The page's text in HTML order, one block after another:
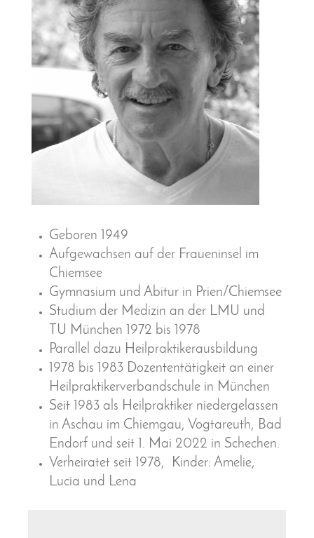
Geboren 1949
Aufgewachsen auf der Fraueninsel im
Chiemsee
Gymnasium und Abitur in Prien/Chiemsee
Studium der Medizin an der LMU und
TU München 1972 bis 1978
Parallel dazu Heilpraktikerausbildung
1978 bis 1983 Dozententätigkeit an einer
Heilpraktikerverbandschule in München
Seit 1983 als Heilpraktiker niedergelassen
in Aschau im Chiemgau, Vogtareuth, Bad
Endorf und seit 1. Mai 2022 in Schechen.
Verheiratet seit 1978, Kinder: Amelie,
Lucia und Lena